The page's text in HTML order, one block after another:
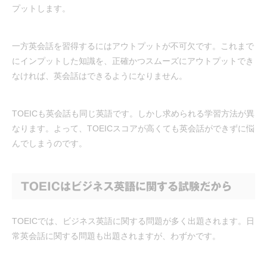
プットします。
一方英会話を習得するにはアウトプットが不可欠です。これまで
にインプットした知識を、正確かつスムーズにアウトプットでき
なければ、英会話はできるようになりません。
TOEICも英会話も同じ英語です。しかし求められる学習方法が異
なります。よって、TOEICスコアが高くても英会話ができずに悩
んでしまうのです。
TOEICはビジネス英語に関する試験だから
TOEICでは、ビジネス英語に関する問題が多く出題されます。日
常英会話に関する問題も出題されますが、わずかです。